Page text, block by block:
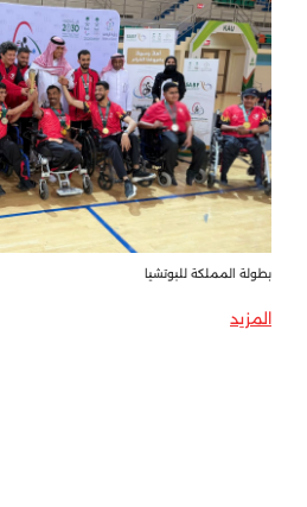
بطولة المملكة للبوتشيا
المزيد